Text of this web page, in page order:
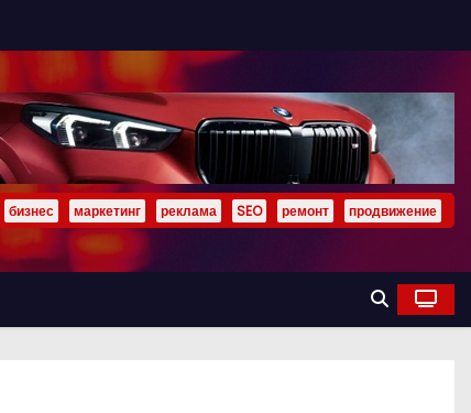
бизнес маркетинг реклама SEO ремонт продвижение